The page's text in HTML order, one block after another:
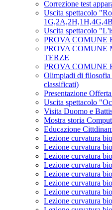
Correzione test
Uscita spettacolo
1G,2A,2H,1H,4G,4B
Uscita spettacolo
PROVA COMUNE
PROVA COMUNE
TERZE
PROVA COMUNE
Olimpiadi di filosofia
classificati)
Presentazione
Uscita spettacolo
Visita Duomo e
Mostra storia
Educazione
Lezione curvatura
Lezione curvatura
Lezione curvatura
Lezione curvatura
Lezione curvatura
Lezione curvatura
Lezione curvatura
Lezione curvatura